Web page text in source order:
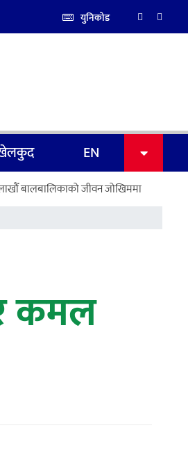
युनिकोड
EN
जीवन जोखिममा | काठमाडौँका
र कमल